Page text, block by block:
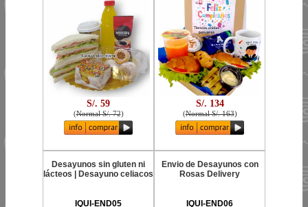
S/. 59
(Normal S/. 72)
S/. 134
(Normal S/. 163)
Desayunos sin gluten ni
lácteos | Desayuno celiacos
IQUI-END05
Envio de Desayunos con
Rosas Delivery
IQUI-END06